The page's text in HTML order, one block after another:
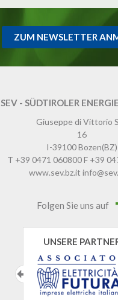
ZUM NEWSLETTER
SEV - SÜDTIROLER
Giuseppe di Vittorio
16
I-39100Bozen(BZ)
T +39 0471 060800F +39
www.sev.bz.it
Folgen Sie uns auf
UNSERE